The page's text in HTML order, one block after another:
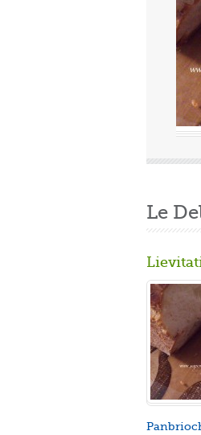
finita la fatica del lavoro settimanale
mi dedico alla mia grande passione.
Le